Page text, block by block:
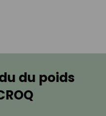
du poids